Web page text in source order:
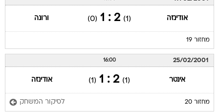
25/02/2001
אינטר (1)
2 : 1
(1) אודינזה
לסיקור המשחק
04/03/2001